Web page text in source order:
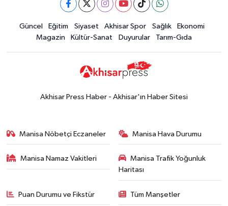
15:02Akhisar'da sıcak hava etkisini
sürdürüyor! İşte 5 günlük hava
durumu
Güncel
14:53
yükselişle başladı! İşte 3 Ağustos
Çanakkale'nin tarihini yerinde
yaşadı
Güncel Eğitim Siyaset Akhisar Spor Sağlık
Ekonomi
Magazin
Kültür-Sanat Duyurular Tarım-Gıda
Akhisar Press Haber - Akhisar'ın Haber Sitesi
Manisa Nöbetçi Eczaneler Manisa Hava Durumu
Manisa Namaz Vakitleri
Manisa Trafik Yoğunluk
Haritası
Puan Durumu ve Fikstür Tüm Manşetler